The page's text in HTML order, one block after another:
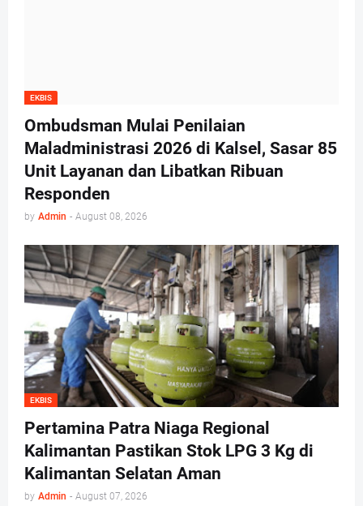
EKBIS
Ombudsman Mulai Penilaian
Maladministrasi 2026 di Kalsel, Sasar 85
Unit Layanan dan Libatkan Ribuan
Responden
by Admin - August 08, 2026
EKBIS
Pertamina Patra Niaga Regional
Kalimantan Pastikan Stok LPG 3 Kg di
Kalimantan Selatan Aman
by Admin - August 07, 2026